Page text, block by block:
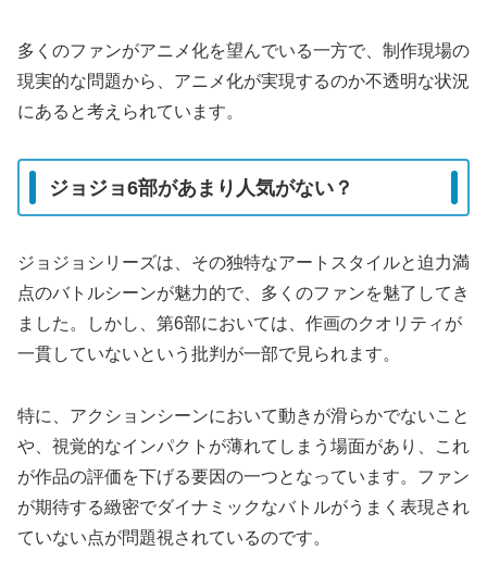
多くのファンがアニメ化を望んでいる一方で、制作現場の
現実的な問題から、アニメ化が実現するのか不透明な状況
にあると考えられています。
ジョジョ6部があまり人気がない？
ジョジョシリーズは、その独特なアートスタイルと迫力満
点のバトルシーンが魅力的で、多くのファンを魅了してき
ました。しかし、第6部においては、作画のクオリティが
一貫していないという批判が一部で見られます。
特に、アクションシーンにおいて動きが滑らかでないこと
や、視覚的なインパクトが薄れてしまう場面があり、これ
が作品の評価を下げる要因の一つとなっています。ファン
が期待する緻密でダイナミックなバトルがうまく表現され
ていない点が問題視されているのです。